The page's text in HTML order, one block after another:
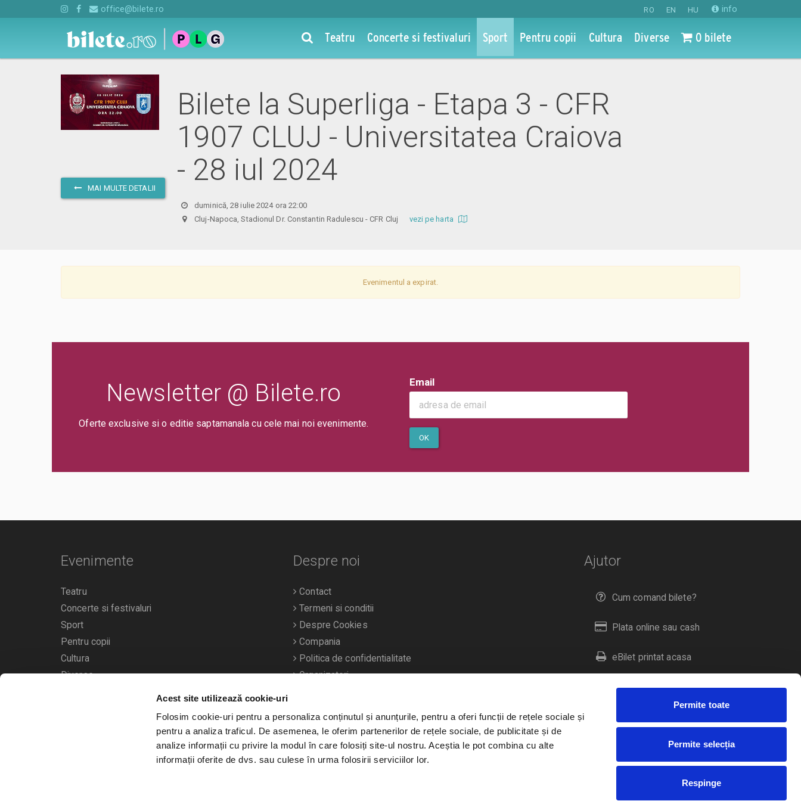
Acest site utilizează cookie-uri
Folosim cookie-uri pentru a personaliza conținutul și anunțurile, pentru a oferi funcții de rețele sociale și
pentru a analiza traficul. De asemenea, le oferim partenerilor de rețele sociale, de publicitate și de
analize informații cu privire la modul în care folosiți site-ul nostru. Aceștia le pot combina cu alte
informații oferite de dvs. sau culese în urma folosirii serviciilor lor.
Permite toate
Permite selecția
Respinge
RO EN HU info
office@bilete.ro
Teatru Concerte si festivaluri Sport Pentru copii Cultura Diverse 0 bilete
MAI MULTE DETALII
Bilete la Superliga - Etapa 3 - CFR
1907 CLUJ - Universitatea Craiova
- 28 iul 2024
duminică, 28 iulie 2024 ora 22:00
Cluj-Napoca, Stadionul Dr. Constantin Radulescu - CFR Cluj vezi pe harta
Evenimentul a expirat.
Newsletter @ Bilete.ro
Oferte exclusive si o editie saptamanala cu cele mai noi evenimente.
Email
OK
Ajutor
Cum comand bilete?
Plata online sau cash
eBilet printat acasa
Livrare prin curier
Duplicare bilete
Evenimente
Teatru
Concerte si festivaluri
Sport
Pentru copii
Cultura
Diverse
Calendarul evenimentelor
Despre noi
Contact
Termeni si conditii
Despre Cookies
Compania
Politica de confidentialitate
Organizatori